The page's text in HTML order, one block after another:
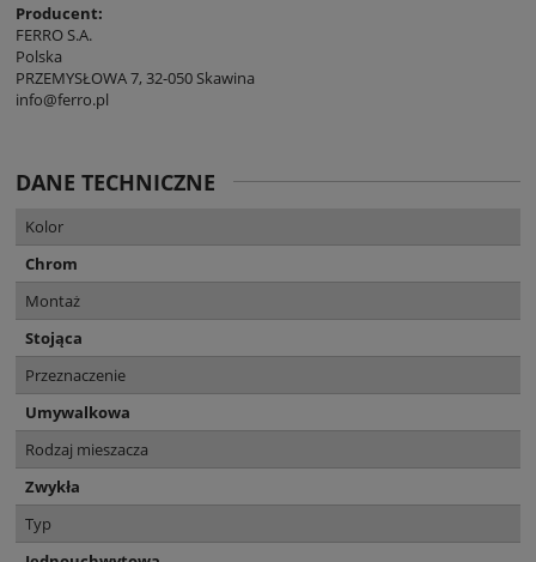
Producent:
FERRO S.A.
Polska
PRZEMYSŁOWA 7, 32-050 Skawina
info@ferro.pl
DANE TECHNICZNE
Kolor
Chrom
Montaż
Stojąca
Przeznaczenie
Umywalkowa
Rodzaj mieszacza
Zwykła
Typ